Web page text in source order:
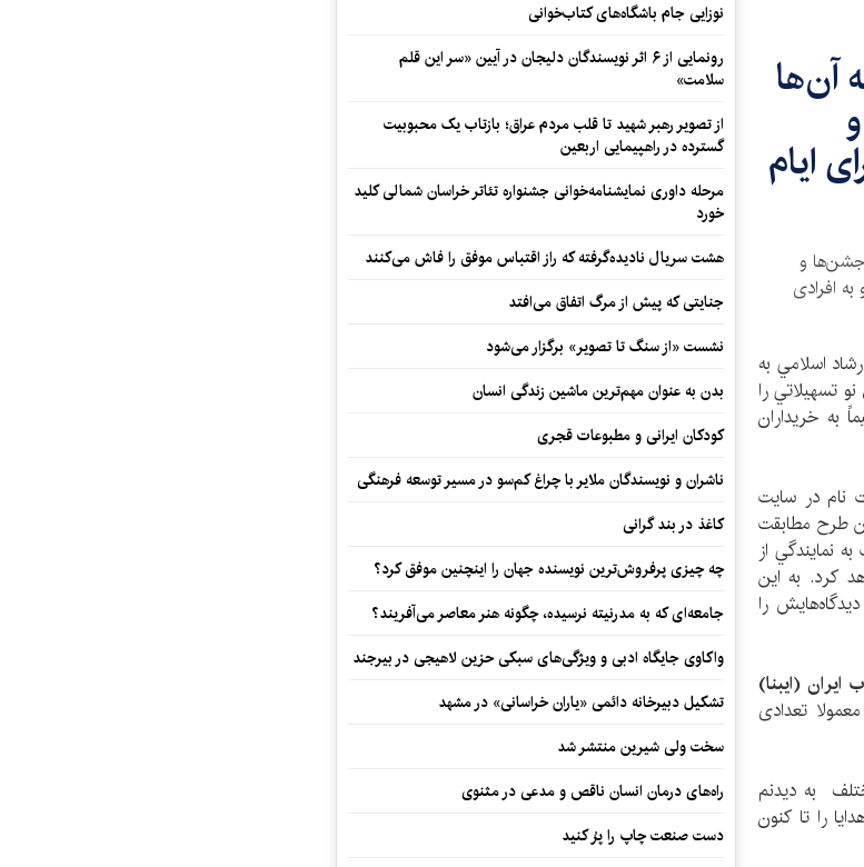
آن‌ها
ایام
و
افرادی
اسلامي به
تسهيلاتي را
به خریداران
نام در سایت
طرح مطابقت
به نمايندگي از
كرد. به این
را
ایران (ایبنا)
تعدادی
به دیدنم
را تا کنون
نوزایی جام باشگاه‌های کتاب‌خوانی
رونمایی از ۶ اثر نویسندگان دلیجان در آیین «سر این قلم
سلامت»
از تصویر رهبر شهید تا قلب مردم عراق؛ بازتاب یک محبوبیت
گسترده در راهپیمایی اربعین
مرحله داوری نمایشنامه‌خوانی جشنواره تئاتر خراسان شمالی کلید
خورد
هشت سریال نادیده‌گرفته که راز اقتباس موفق را فاش می‌کنند
جنایتی که پیش از مرگ اتفاق می‌افتد
نشست «از سنگ تا تصویر» برگزار می‌شود
بدن به عنوان مهم‌ترین ماشین زندگی انسان
کودکان ایرانی و مطبوعات قجری
ناشران و نویسندگان ملایر با چراغ کم‌سو در مسیر توسعه فرهنگی
کاغذ در بند گرانی
چه چیزی پرفروش‌ترین نویسنده جهان را اینچنین موفق کرد؟
جامعه‌ای که به مدرنیته نرسیده، چگونه هنر معاصر می‌آفریند؟
واکاوی جایگاه ادبی و ویژگی‌های سبکی حزین لاهیجی در بیرجند
تشکیل دبیرخانه دائمی «یاران خراسانی» در مشهد
سخت ولی شیرین منتشر شد
راه‌های درمان انسان ناقص و مدعی در مثنوی
دست صنعت چاپ را پرُ کنید